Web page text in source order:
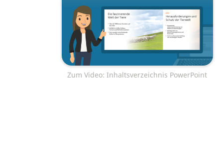
Zum Video: Inhaltsverzeichnis PowerPoint